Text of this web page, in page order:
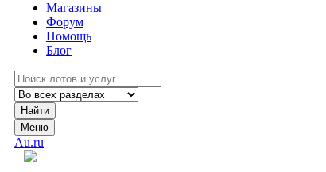
Магазины
Форум
Помощь
Блог
Найти
Меню
Au.ru